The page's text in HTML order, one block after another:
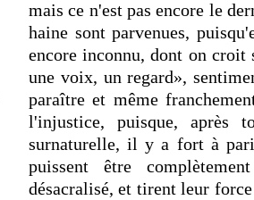
mais ce n'est pas encore le
haine sont parvenues,
encore inconnu, dont on croit
une voix, un regard»,
paraître et même
l'injustice, puisque, après
surnaturelle, il y a fort à
puissent être
désacralisé, et tirent leur